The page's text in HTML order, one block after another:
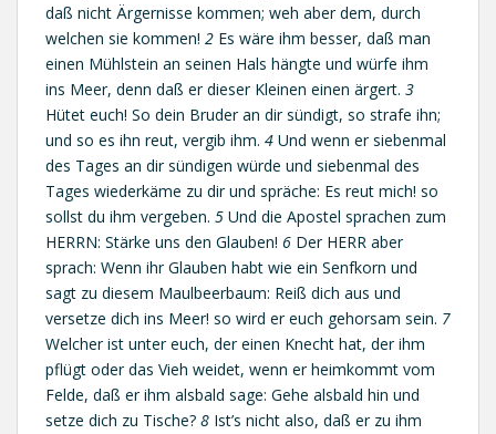
daß nicht Ärgernisse kommen; weh aber dem, durch
welchen sie kommen! 2 Es wäre ihm besser, daß man
einen Mühlstein an seinen Hals hängte und würfe ihm
ins Meer, denn daß er dieser Kleinen einen ärgert. 3
Hütet euch! So dein Bruder an dir sündigt, so strafe ihn;
und so es ihn reut, vergib ihm. 4 Und wenn er siebenmal
des Tages an dir sündigen würde und siebenmal des
Tages wiederkäme zu dir und spräche: Es reut mich! so
sollst du ihm vergeben. 5 Und die Apostel sprachen zum
HERRN: Stärke uns den Glauben! 6 Der HERR aber
sprach: Wenn ihr Glauben habt wie ein Senfkorn und
sagt zu diesem Maulbeerbaum: Reiß dich aus und
versetze dich ins Meer! so wird er euch gehorsam sein. 7
Welcher ist unter euch, der einen Knecht hat, der ihm
pflügt oder das Vieh weidet, wenn er heimkommt vom
Felde, daß er ihm alsbald sage: Gehe alsbald hin und
setze dich zu Tische? 8 Ist’s nicht also, daß er zu ihm